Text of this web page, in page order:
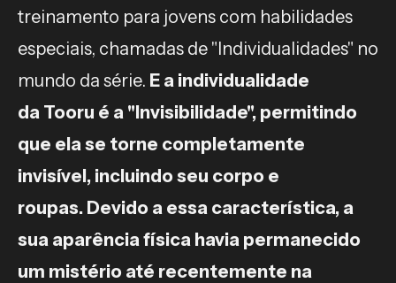
treinamento para jovens com habilidades
especiais, chamadas de "Individualidades" no
mundo da série. E a individualidade
da Tooru é a "Invisibilidade", permitindo
que ela se torne completamente
invisível, incluindo seu corpo e
roupas. Devido a essa característica, a
sua aparência física havia permanecido
um mistério até recentemente na